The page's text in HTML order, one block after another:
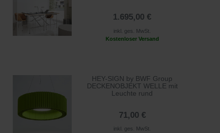
1.695,00 €
inkl. ges. MwSt.
Kostenloser Versand
HEY-SIGN by BWF Group
DECKENOBJEKT WELLE mit
Leuchte rund
71,00 €
inkl. ges. MwSt.